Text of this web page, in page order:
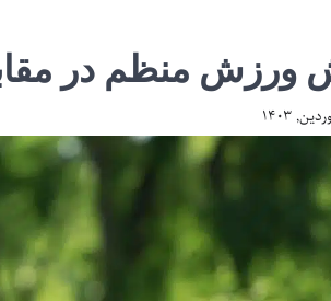
ورزش منظم در